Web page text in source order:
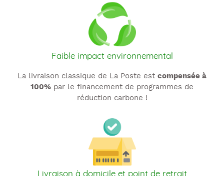
Faible impact environnemental
La livraison classique de La Poste est compensée à
100% par le financement de programmes de
réduction carbone !
Livraison à domicile et point de retrait